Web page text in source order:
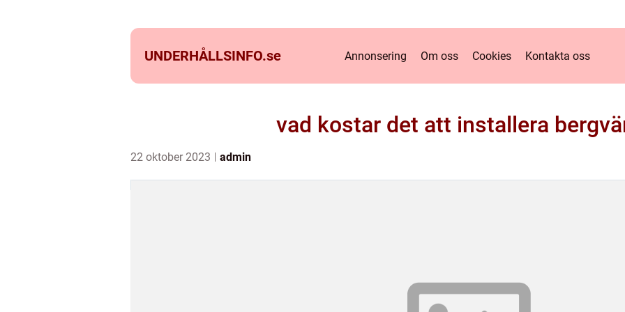
UNDERHÅLLSINFO.se Annonsering Om oss Cookies Kontakta oss
vad kostar det att installera
22 oktober 2023 admin